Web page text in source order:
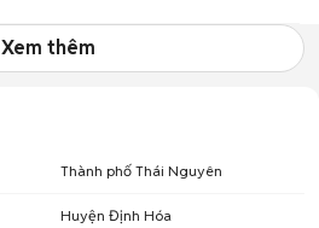
Xem thêm
Thành phố Thái Nguyên
Huyện Định Hóa